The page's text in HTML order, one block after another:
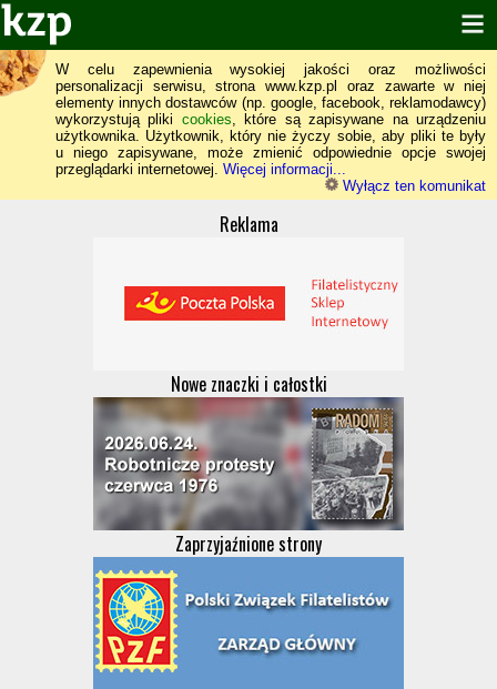
W celu zapewnienia wysokiej jakości oraz możliwości
personalizacji serwisu, strona www.kzp.pl oraz zawarte w niej
elementy innych dostawców (np. google, facebook, reklamodawcy)
wykorzystują pliki cookies, które są zapisywane na urządzeniu
użytkownika. Użytkownik, który nie życzy sobie, aby pliki te były
u niego zapisywane, może zmienić odpowiednie opcje swojej
przeglądarki internetowej. Więcej informacji...
Wyłącz ten komunikat
Reklama
Nowe znaczki i całostki
Zaprzyjaźnione strony